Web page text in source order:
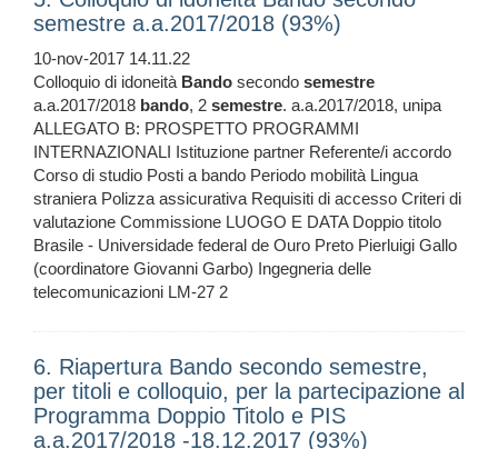
semestre a.a.2017/2018 (93%)
10-nov-2017 14.11.22
Colloquio di idoneità Bando secondo semestre
a.a.2017/2018 bando, 2 semestre. a.a.2017/2018, unipa
ALLEGATO B: PROSPETTO PROGRAMMI
INTERNAZIONALI Istituzione partner Referente/i accordo
Corso di studio Posti a bando Periodo mobilità Lingua
straniera Polizza assicurativa Requisiti di accesso Criteri di
valutazione Commissione LUOGO E DATA Doppio titolo
Brasile - Universidade federal de Ouro Preto Pierluigi Gallo
(coordinatore Giovanni Garbo) Ingegneria delle
telecomunicazioni LM-27 2
6. Riapertura Bando secondo semestre,
per titoli e colloquio, per la partecipazione al
Programma Doppio Titolo e PIS
a.a.2017/2018 -18.12.2017 (93%)